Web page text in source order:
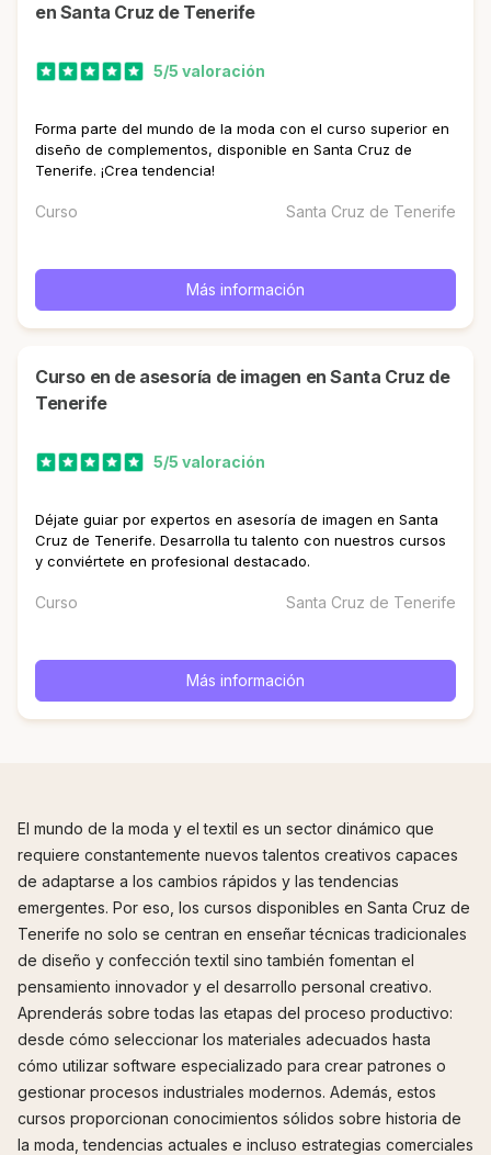
en Santa Cruz de Tenerife
5/5 valoración
Forma parte del mundo de la moda con el curso superior en
diseño de complementos, disponible en Santa Cruz de
Tenerife. ¡Crea tendencia!
Curso Santa Cruz de Tenerife
Más información
curso en de asesoría de imagen en Santa Cruz de
Tenerife
5/5 valoración
Déjate guiar por expertos en asesoría de imagen en Santa
Cruz de Tenerife. Desarrolla tu talento con nuestros cursos
y conviértete en profesional destacado.
Curso Santa Cruz de Tenerife
Más información
El mundo de la moda y el textil es un sector dinámico que
requiere constantemente nuevos talentos creativos capaces
de adaptarse a los cambios rápidos y las tendencias
emergentes. Por eso, los cursos disponibles en Santa Cruz de
Tenerife no solo se centran en enseñar técnicas tradicionales
de diseño y confección textil sino también fomentan el
pensamiento innovador y el desarrollo personal creativo.
Aprenderás sobre todas las etapas del proceso productivo:
desde cómo seleccionar los materiales adecuados hasta
cómo utilizar software especializado para crear patrones o
gestionar procesos industriales modernos. Además, estos
cursos proporcionan conocimientos sólidos sobre historia de
la moda, tendencias actuales e incluso estrategias comerciales